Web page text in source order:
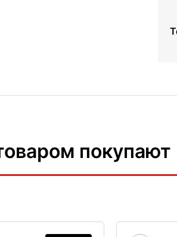
покупают